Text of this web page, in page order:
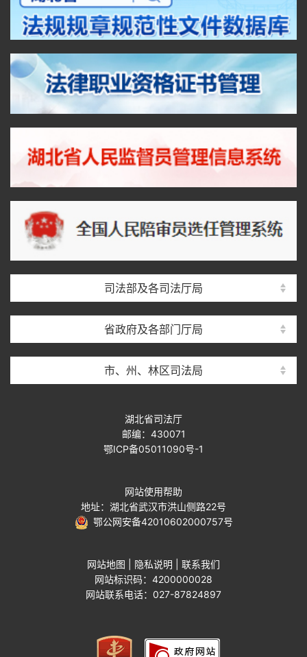
司法部及各司法厅局
省政府及各部门厅局
市、州、林区司法局
湖北省司法厅
邮编：430071
鄂ICP备05011090号-1
网站使用帮助
地址：湖北省武汉市洪山侧路22号
鄂公网安备42010602000757号
网站地图 隐私说明
联系我们
网站标识码：4200000028
网站联系电话：027-87824897